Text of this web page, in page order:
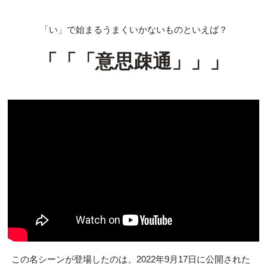
「い」で始まるうまくいかないものといえば？
「「「意思疎通」」」
この名シーンが登場したのは、2022年9月17日に公開された